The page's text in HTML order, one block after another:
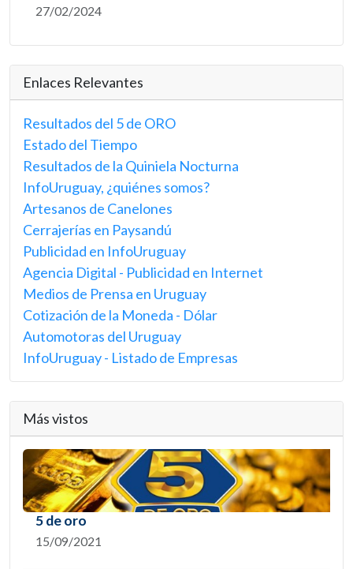
27/02/2024
Enlaces Relevantes
Resultados del 5 de ORO
Estado del Tiempo
Resultados de la Quiniela Nocturna
InfoUruguay, ¿quiénes somos?
Artesanos de Canelones
Cerrajerías en Paysandú
Publicidad en InfoUruguay
Agencia Digital - Publicidad en Internet
Medios de Prensa en Uruguay
Cotización de la Moneda - Dólar
Automotoras del Uruguay
InfoUruguay - Listado de Empresas
Más vistos
5 de oro
15/09/2021